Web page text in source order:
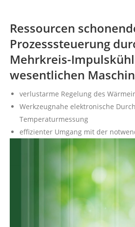
Ressourcen
Prozesssteuerung
Mehrkreis-
wesentlichen
verlustarme Regelung des
Werkzeugnahe elektronische
Temperaturmessung
effizienter Umgang mit der